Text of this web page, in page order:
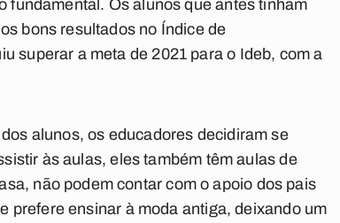
fundamental. Os alunos que antes tinham
bons resultados no Índice de
superar a meta de 2021 para o Ideb, com a
alunos, os educadores decidiram se
às aulas, eles também têm aulas de
não podem contar com o apoio dos pais
prefere ensinar à moda antiga, deixando um